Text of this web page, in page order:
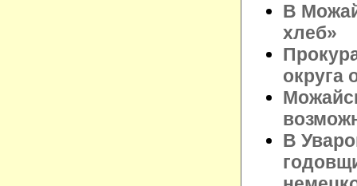
В
хлеб»
округа
В